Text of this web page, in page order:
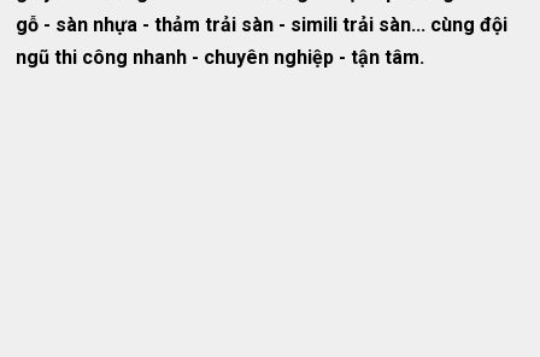
gỗ - sàn nhựa - thảm trải sàn - simili trải sàn... cùng đội
ngũ thi công nhanh - chuyên nghiệp - tận tâm.